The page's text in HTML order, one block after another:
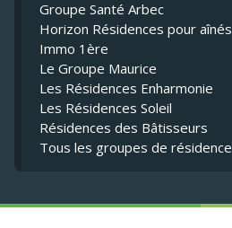
Groupe Santé Arbec
Horizon Résidences pour aînés
Immo 1ère
Le Groupe Maurice
Les Résidences Enharmonie
Les Résidences Soleil
Résidences des Bâtisseurs
Tous les groupes de résidence